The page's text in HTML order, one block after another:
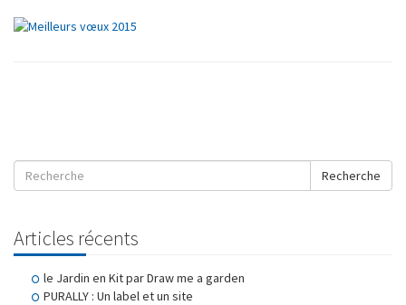
Recherche
Articles récents
le Jardin en Kit par Draw me a garden
PURALLY : Un label et un site